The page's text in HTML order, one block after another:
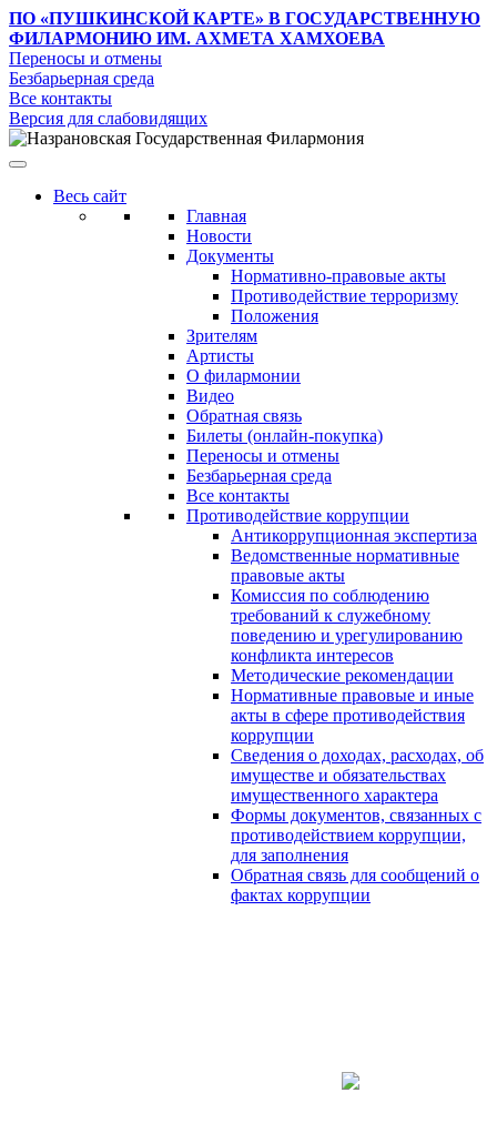
ПО «ПУШКИНСКОЙ КАРТЕ» В ГОСУДАРСТВЕННУЮ
ФИЛАРМОНИЮ ИМ. АХМЕТА ХАМХОЕВА
Переносы и отмены
Безбарьерная среда
Все контакты
Версия для слабовидящих
Весь сайт
Главная
Новости
Документы
Нормативно-правовые акты
Противодействие терроризму
Положения
Зрителям
Артисты
О филармонии
Видео
Обратная связь
Билеты (онлайн-покупка)
Переносы и отмены
Безбарьерная среда
Все контакты
Противодействие коррупции
Антикоррупционная экспертиза
Ведомственные нормативные
правовые акты
Комиссия по соблюдению
требований к служебному
поведению и урегулированию
конфликта интересов
Методические рекомендации
Нормативные правовые и иные
акты в сфере противодействия
коррупции
Сведения о доходах, расходах, об
имуществе и обязательствах
имущественного характера
Формы документов, связанных с
противодействием коррупции,
для заполнения
Обратная связь для сообщений о
фактах коррупции